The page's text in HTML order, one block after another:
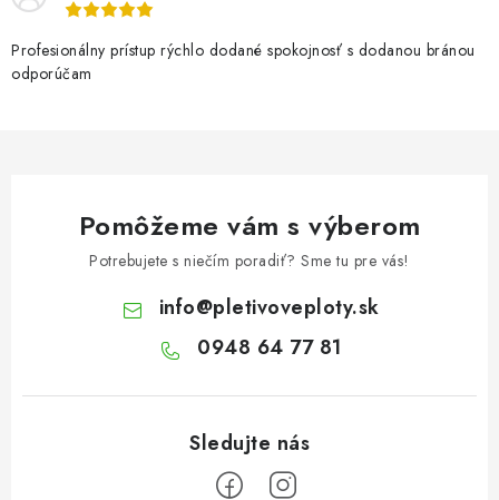
Profesionálny prístup rýchlo dodané spokojnosť s dodanou bránou
odporúčam
Pomôžeme vám s výberom
Potrebujete s niečím poradiť? Sme tu pre vás!
info@pletivoveploty.sk
0948 64 77 81